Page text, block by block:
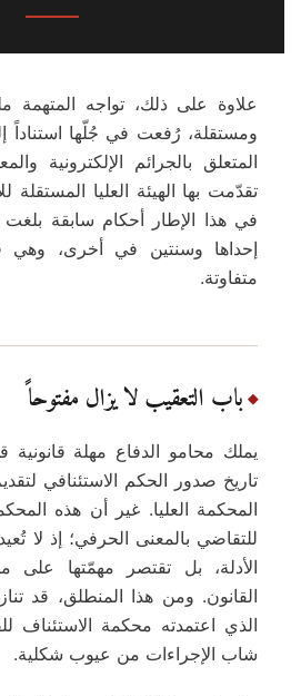
علاوة على ذلك، تواجه المتهمة
المتعلق بالجرائم الإلكترونية
تقدّمت بها الهيئة العليا
في هذا الإطار أحكام سابقة
إحداها وسنتين في أخرى، وهي
متفاوتة.
باب التعقيب لا يزال مفتوحاً
يملك محامو الدفاع مهلة
تاريخ صدور الحكم الاستئنافي
المحكمة العليا. غير أن هذه
للتقاضي بالمعنى الحرفي؛ إذ لا
الأدلة، بل تقتصر مهمّتها على
القانون. ومن هذا المنطلق، قد
شاب الإجراءات من عيوب شكلية.